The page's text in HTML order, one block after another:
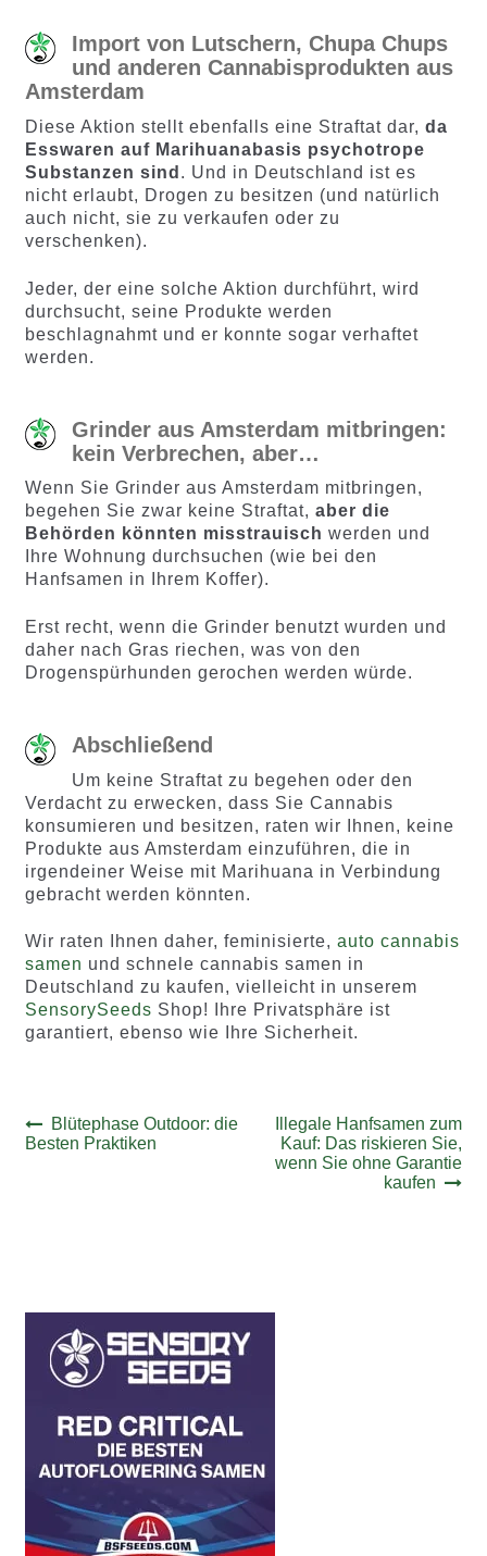
Import von Lutschern, Chupa Chups
und anderen Cannabisprodukten aus
Amsterdam
Diese Aktion stellt ebenfalls eine Straftat dar, da
Esswaren auf Marihuanabasis psychotrope
Substanzen sind . Und in Deutschland ist es
nicht erlaubt, Drogen zu besitzen (und natürlich
auch nicht, sie zu verkaufen oder zu
verschenken).
Jeder, der eine solche Aktion durchführt, wird
durchsucht, seine Produkte werden
beschlagnahmt und er konnte sogar verhaftet
werden.
Grinder aus Amsterdam mitbringen:
kein Verbrechen, aber…
Wenn Sie Grinder aus Amsterdam mitbringen,
begehen Sie zwar keine Straftat, aber die
Behörden könnten misstrauisch werden und
Ihre Wohnung durchsuchen (wie bei den
Hanfsamen in Ihrem Koffer).
Erst recht, wenn die Grinder benutzt wurden und
daher nach Gras riechen, was von den
Drogenspürhunden gerochen werden würde.
Abschließend
Um keine Straftat zu begehen oder den
Verdacht zu erwecken, dass Sie Cannabis
konsumieren und besitzen, raten wir Ihnen, keine
Produkte aus Amsterdam einzuführen, die in
irgendeiner Weise mit Marihuana in Verbindung
gebracht werden könnten.
Wir raten Ihnen daher, feminisierte, auto cannabis
samen und schnele cannabis samen in
Deutschland zu kaufen, vielleicht in unserem
SensorySeeds Shop! Ihre Privatsphäre ist
garantiert, ebenso wie Ihre Sicherheit.
Beitrags-
Navigation
Vorheriger
Beitrag:
Blütephase Outdoor: die
Besten Praktiken
Nächster
Beitrag:
Illegale Hanfsamen zum
Kauf: Das riskieren Sie,
wenn Sie ohne Garantie
kaufen